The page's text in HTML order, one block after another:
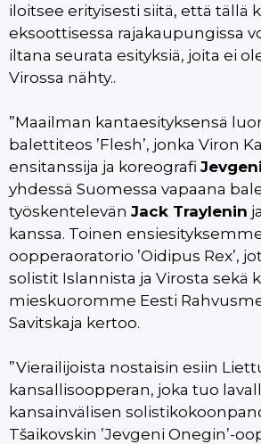
iloitsee erityisesti siitä, että tällä
eksoottisessa rajakaupungissa
iltana seurata esityksiä, joita ei
Virossa nähty..
”Maailman kantaesityksensä
balettiteos ’Flesh’, jonka Viron
ensitanssija ja koreografi
yhdessä Suomessa vapaana
työskentelevän Jack Traylenin
kanssa. Toinen
oopperaoratorio ’Oidipus Rex’,
solistit Islannista ja Virosta sekä
mieskuoromme Eesti
Savitskaja kertoo.
”Vierailijoista nostaisin esiin
kansallisoopperan, joka tuo
kansainvälisen
Tšaikovskin ’Jevgeni Onegin’-